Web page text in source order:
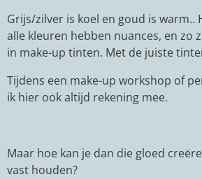
Grijs/zilver is koel en goud is warm..
alle kleuren hebben nuances, en zo
in make-up tinten. Met de juiste
Tijdens een make-up workshop of
ik hier ook altijd rekening mee.
Maar hoe kan je dan die gloed
vast houden?